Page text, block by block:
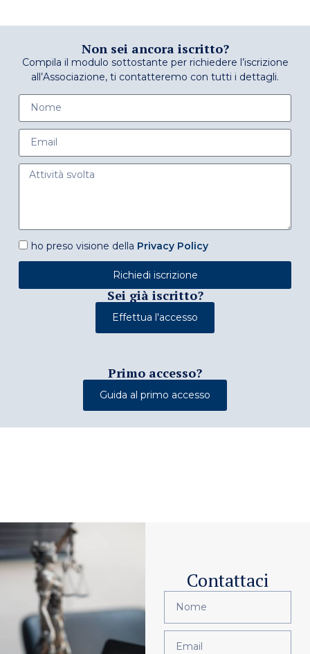
Non sei ancora iscritto?
Compila il modulo sottostante per richiedere l’iscrizione
all’Associazione, ti contatteremo con tutti i dettagli.
ho preso visione della Privacy Policy
Richiedi iscrizione
Sei già iscritto?
Effettua l'accesso
Primo accesso?
Guida al primo accesso
Contattaci